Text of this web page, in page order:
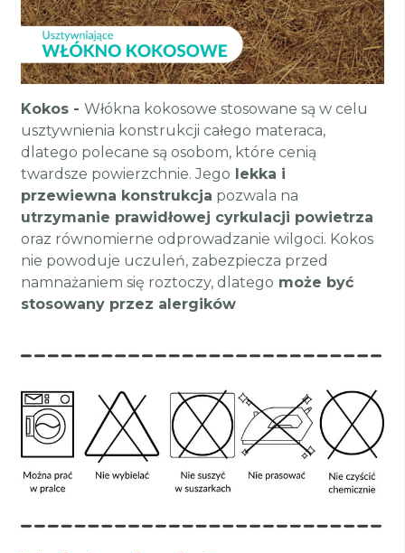
Kokos - Włókna kokosowe stosowane są w celu
usztywnienia konstrukcji całego materaca,
dlatego polecane są osobom, które cenią
twardsze powierzchnie. Jego lekka i
przewiewna konstrukcja pozwala na
utrzymanie prawidłowej cyrkulacji powietrza
oraz równomierne odprowadzanie wilgoci. Kokos
nie powoduje uczuleń, zabezpiecza przed
namnażaniem się roztoczy, dlatego może być
stosowany przez alergików